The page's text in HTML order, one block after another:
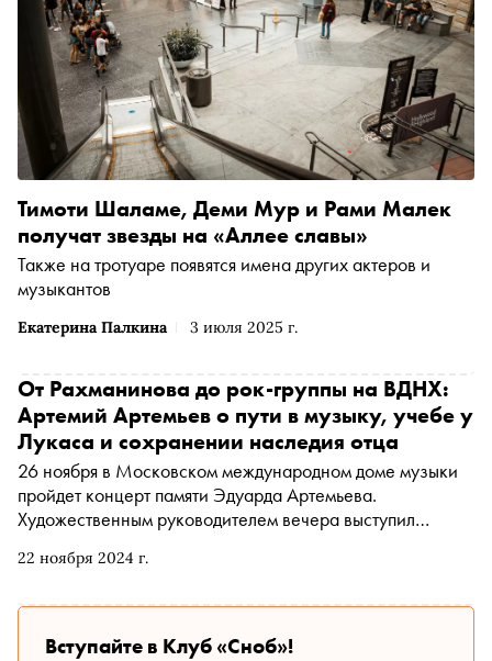
Екатерина Палкина 3 июля 2025 г.
Тимоти Шаламе, Деми Мур и Рами Малек
получат звезды на «Аллее славы»
Также на тротуаре появятся имена других актеров и
музыкантов
22 ноября 2024 г.
От Рахманинова до рок-группы на ВДНХ:
Артемий Артемьев о пути в музыку, учебе у
Лукаса и сохранении наследия отца
26 ноября в Московском международном доме музыки
пройдет концерт памяти Эдуарда Артемьева.
Художественным руководителем вечера выступил
продюсер. Накануне концерта «Сноб» поговорил с
курсах Джорджа Лукаса и продолжении музыкальной
династии
Вступайте в Клуб «Сноб»!